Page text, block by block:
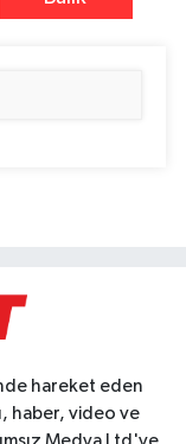
hareket eden
haber, video ve